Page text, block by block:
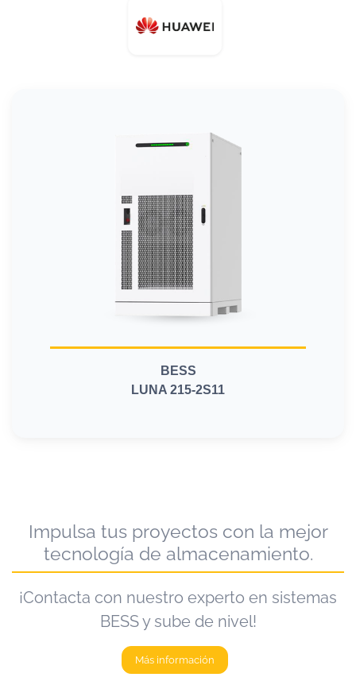
BESS
LUNA 215-2S11
Impulsa tus proyectos con la mejor
tecnología de almacenamiento.
¡Contacta con nuestro experto en sistemas
BESS y sube de nivel!
Más información